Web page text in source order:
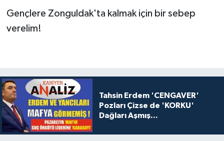
Gençlere Zonguldak'ta kalmak için bir sebep
verelim!
Tahsin Erdem 'CENGAVER'
Pozları Çizse de 'KORKU'
Dağları Aşmış...